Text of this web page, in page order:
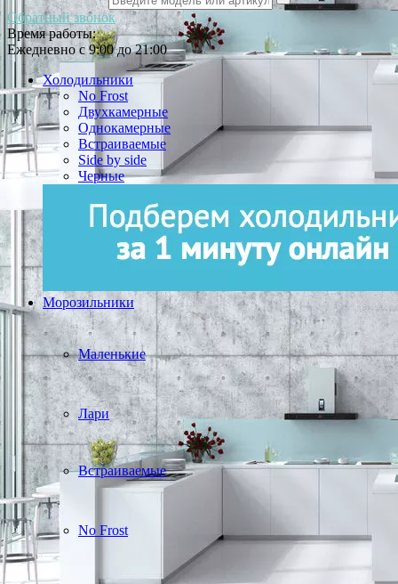
Обратный звонок
Время работы:
Ежедневно с 9:00 до 21:00
Холодильники
No Frost
Двухкамерные
Однокамерные
Встраиваемые
Side by side
Черные
Морозильники
Маленькие
Лари
Встраиваемые
No Frost